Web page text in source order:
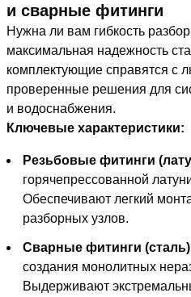
и сварные фитинги
Нужна ли вам гибкость
максимальная надежность
комплектующие справятся с
проверенные решения для
и водоснабжения.
Ключевые характеристики:
Резьбовые фитинги
горячепрессованной
Обеспечивают легкий
разборных узлов.
Сварные фитинги
создания монолитных
Выдерживают